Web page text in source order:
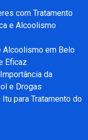
com Tratamento
e Alcoolismo
Alcoolismo em Belo
Eficaz
da
e Drogas
para Tratamento do